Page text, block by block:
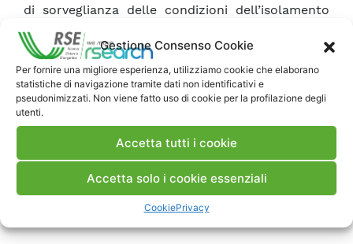
Gestione Consenso Cookie
Per fornire una migliore esperienza, utilizziamo cookie che elaborano
statistiche di navigazione tramite dati non identificativi e
pseudonimizzati. Non viene fatto uso di cookie per la profilazione degli
utenti.
Accetta tutti i cookie
Accetta solo i cookie essenziali
CookiePrivacy
di sorveglianza delle condizioni dell’isolamento
(principale parametro funzionale per i
componenti elettrici), e le modalità con cui
elaborare i dati per ottenere anche una
valutazione di prima approssimazione della vita
presunta di un componente elettrico.
Commenti